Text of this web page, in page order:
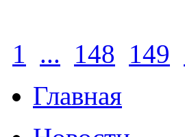
1
... 148 149
Главная